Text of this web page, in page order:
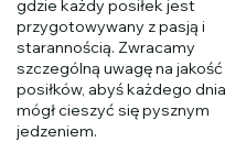
gdzie każdy posiłek jest
przygotowywany z pasją i
starannością. Zwracamy
szczególną uwagę na jakość
posiłków, abyś każdego dnia
mógł cieszyć się pysznym
jedzeniem.